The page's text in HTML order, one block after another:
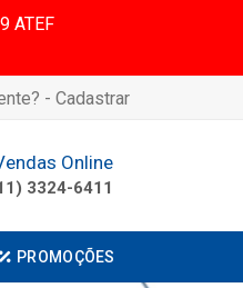
ATEF
- Cadastrar
Online
3324-6411
PROMOÇÕES